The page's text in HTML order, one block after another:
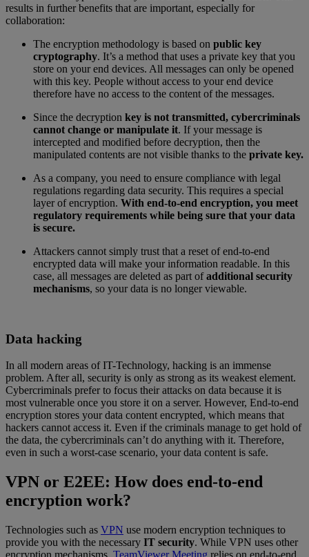
results in further benefits that are important, especially for
collaboration:
The encryption methodology is based on public key
cryptography. It’s a method that uses a private key that you
store on your end devices. All messages can only be opened
with this key. People without access to your end device
therefore have no access to the content of the messages.
Since the decryption key is not transmitted, cybercriminals
cannot change or manipulate it. If your message is
intercepted and modified before decryption, then the
manipulated contents are not visible thanks to the private key.
As a company, you need to ensure compliance with legal
regulations regarding data security. This requires a special
layer of encryption. With end-to-end encryption, you meet
regulatory requirements while being sure that your data
is secure.
Attackers cannot simply trust that a reset of end-to-end
encrypted data will make your information readable. In this
case, all messages are deleted as part ofadditional security
mechanisms, so your data is no longer viewable.
Data hacking
In all modern areas of IT-Technology, hacking is an immense
problem. After all, security is only as strong as its weakest element.
Cybercriminals prefer to focus their attacks on data because it is
most vulnerable once you store it on a server. However, End-to-end
encryption stores your data content encrypted, which means that
hackers cannot access it. Even if the criminals manage to get hold of
the data, the cybercriminals can’t do anything with it. Therefore,
even in such a worst-case scenario, your data content is safe.
VPN or E2EE: How does end-to-end
encryption work?
Technologies such as VPN use modern encryption techniques to
provide you with the necessary IT security. While VPN uses other